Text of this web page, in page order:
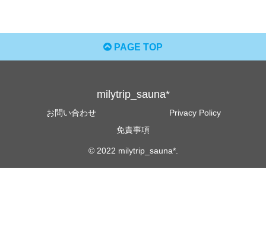
PAGE TOP
milytrip_sauna*
お問い合わせ
Privacy Policy
免責事項
© 2022 milytrip_sauna*.